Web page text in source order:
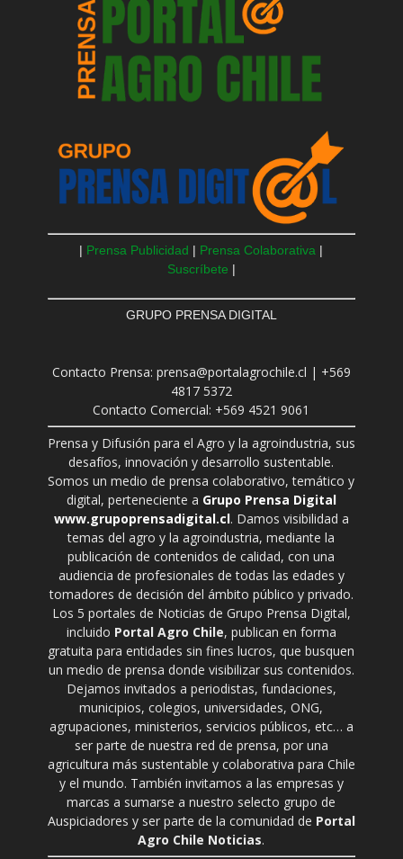
| Prensa Publicidad | Prensa Colaborativa |
Suscríbete |
GRUPO PRENSA DIGITAL
Contacto Prensa: prensa@portalagrochile.cl | +569
4817 5372
Contacto Comercial: +569 4521 9061
Prensa y Difusión para el Agro y la agroindustria, sus
desafíos, innovación y desarrollo sustentable.
Somos un medio de prensa colaborativo, temático y
digital, perteneciente a Grupo Prensa Digital
www.grupoprensadigital.cl. Damos visibilidad a
temas del agro y la agroindustria, mediante la
publicación de contenidos de calidad, con una
audiencia de profesionales de todas las edades y
tomadores de decisión del ámbito público y privado.
Los 5 portales de Noticias de Grupo Prensa Digital,
incluido Portal Agro Chile, publican en forma
gratuita para entidades sin fines lucros, que busquen
un medio de prensa donde visibilizar sus contenidos.
Dejamos invitados a periodistas, fundaciones,
municipios, colegios, universidades, ONG,
agrupaciones, ministerios, servicios públicos, etc… a
ser parte de nuestra red de prensa, por una
agricultura más sustentable y colaborativa para Chile
y el mundo. También invitamos a las empresas y
marcas a sumarse a nuestro selecto grupo de
Auspiciadores y ser parte de la comunidad de Portal
Agro Chile Noticias.